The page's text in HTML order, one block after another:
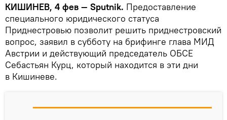
КИШИНЕВ, 4 фев — Sputnik. Предоставление
специального юридического статуса
Приднестровью позволит решить приднестровский
вопрос, заявил в субботу на брифинге глава МИД
Австрии и действующий председатель ОБСЕ
Себастьян Курц, который находится в эти дни
в Кишиневе.